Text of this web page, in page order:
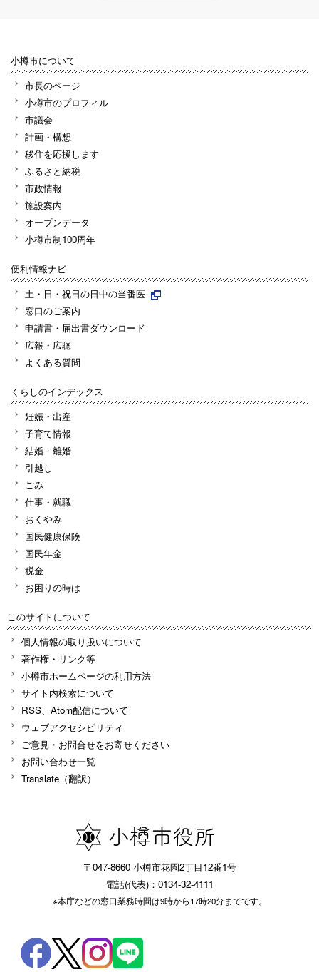
小樽市について
市長のページ
小樽市のプロフィル
市議会
計画・構想
移住を応援します
ふるさと納税
市政情報
施設案内
オープンデータ
小樽市制100周年
便利情報ナビ
土・日・祝日の日中の当番医
窓口のご案内
申請書・届出書ダウンロード
広報・広聴
よくある質問
くらしのインデックス
妊娠・出産
子育て情報
結婚・離婚
引越し
ごみ
仕事・就職
おくやみ
国民健康保険
国民年金
税金
お困りの時は
このサイトについて
個人情報の取り扱いについて
著作権・リンク等
小樽市ホームページの利用方法
サイト内検索について
RSS、Atom配信について
ウェブアクセシビリティ
ご意見・お問合せをお寄せください
お問い合わせ一覧
Translate（翻訳）
〒047-8660 小樽市花園2丁目12番1号
電話(代表)：0134-32-4111
※本庁などの窓口業務時間は9時から17時20分までです。